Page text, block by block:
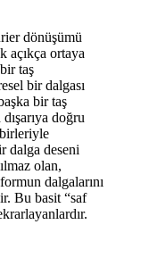
dönüşümü
açıkça ortaya
taş
bir dalgası
bir taş
doğru
dalga deseni
olan,
dalgalarını
Bu basit “saf